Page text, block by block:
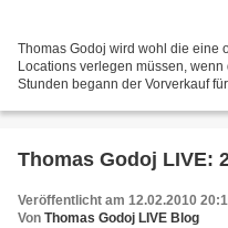
Thomas Godoj wird wohl die eine
Locations verlegen müssen,
Stunden begann der Vorverkauf
Thomas Godoj LIVE:
Veröffentlicht am 12.02.2010
Von Thomas Godoj LIVE Blog